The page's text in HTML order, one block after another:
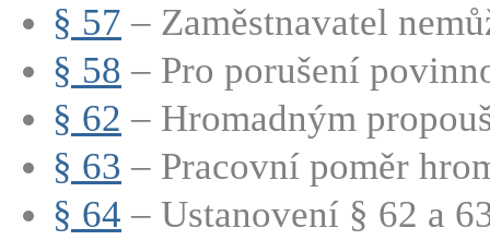
§ 57 – Zaměstnavatel
§ 58 – Pro porušení
§ 62 – Hromadným
§ 63 – Pracovní poměr
§ 64 – Ustanovení § 62 a